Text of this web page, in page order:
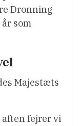
Dronning
som
Majestæts
aften fejrer vi